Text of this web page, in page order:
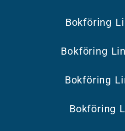
Bokföring
Bokföring
Bokföring
Bokföring